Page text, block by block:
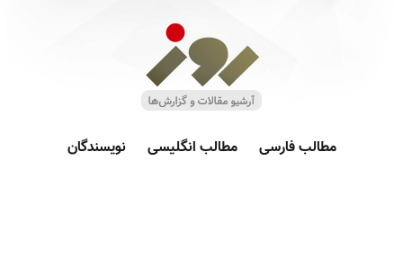
مطالب فارسی مطالب انگلیسی نویسندگان